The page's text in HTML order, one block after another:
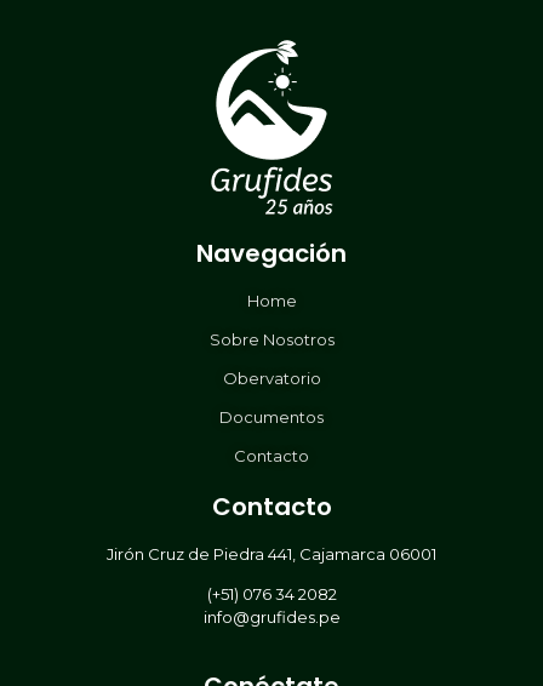
Navegación
Home
Sobre Nosotros
Obervatorio
Documentos
Contacto
Contacto
Jirón Cruz de Piedra 441, Cajamarca 06001
(+51) 076 34 2082
info@grufides.pe